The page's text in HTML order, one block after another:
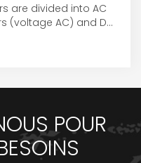
are divided into AC
(voltage AC) and DC
POUR